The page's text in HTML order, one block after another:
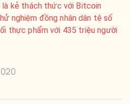
kẻ thách thức với Bitcoin
nghiệm đồng nhân dân tệ số
thực phẩm với 435 triệu người